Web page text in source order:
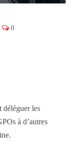
0
déléguer les
à d’autres